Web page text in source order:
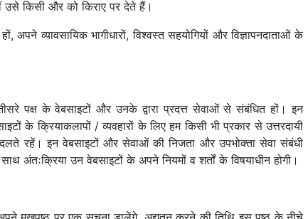
किसी और को किराए पर देते हैं।
व्यावसायिक भागीधारों, विश्वस्त सहयोगियों और विज्ञापनदाताओं के
पक्ष के वेबसाइटों और उनके द्वारा प्रदत्त सेवाओं से संबंधित हों। इन
के क्रियाकलापों / व्यवहारों के लिए हम किसी भी प्रकार से उत्तरदायी
रहें। इन वेबसाइटों और सेवाओं की निजता और उपभोक्ता सेवा संबंधी
अंतःक्रिया उन वेबसाइटों के अपने नियमों व शर्तों के विषयाधीन होगी।